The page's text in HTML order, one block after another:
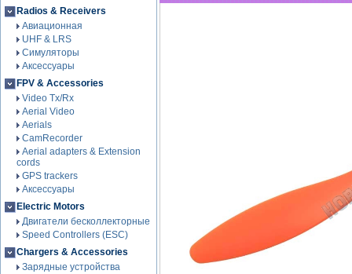
Radios & Receivers
Авиационная
UHF & LRS
Симуляторы
Аксессуары
FPV & Accessories
Video Tx/Rx
Aerial Video
Aerials
CamRecorder
Aerial adapters & Extension
cords
GPS trackers
Аксессуары
Electric Motors
Двигатели бесколлекторные
Speed Controllers (ESC)
Chargers & Accessories
Зарядные устройства